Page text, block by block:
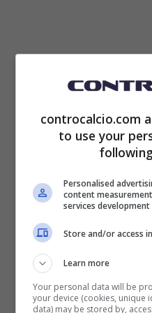
La proiezione delle
realizzative di
calciatore potrebbe
stagione in carriera in
solo i numeri però a
già espresso sul
controcalcio.com
to use your
Personalised
content
services development
Store and/or access
Learn more
Your personal data will be
your device (cookies, unique
data) may be stored by,